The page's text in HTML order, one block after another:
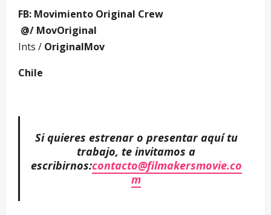
FB: Movimiento Original Crew
@/ MovOriginal
Ints / OriginalMov
Chile
Si quieres estrenar o presentar aquí tu
trabajo, te invitamos a
escribirnos:contacto@filmakersmovie.co
m